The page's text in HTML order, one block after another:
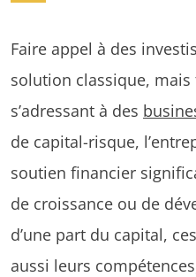
Faire appel à des
solution classique,
s’adressant à des
de capital-risque,
soutien financier
de croissance ou de
d’une part du capital,
aussi leurs